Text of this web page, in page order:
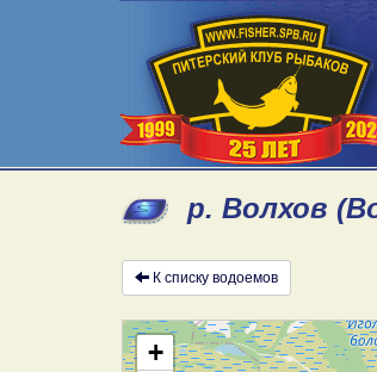
р. Волхов
К списку водоемов
+